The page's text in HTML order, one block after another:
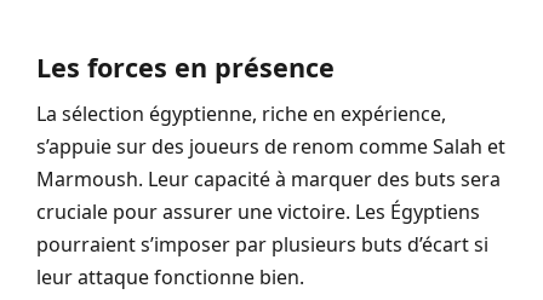
Les forces en présence
La sélection égyptienne, riche en expérience,
s’appuie sur des joueurs de renom comme Salah et
Marmoush. Leur capacité à marquer des buts sera
cruciale pour assurer une victoire. Les Égyptiens
pourraient s’imposer par plusieurs buts d’écart si
leur attaque fonctionne bien.